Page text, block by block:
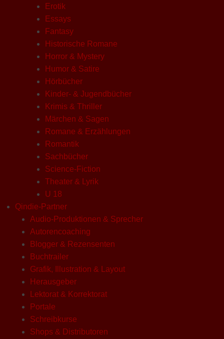
Erotik
Essays
Fantasy
Historische Romane
Horror & Mystery
Humor & Satire
Hörbücher
Kinder- & Jugendbücher
Krimis & Thriller
Märchen & Sagen
Romane & Erzählungen
Romantik
Sachbücher
Science-Fiction
Theater & Lyrik
U 18
Qindie-Partner
Audio-Produktionen & Sprecher
Autorencoaching
Blogger & Rezensenten
Buchtrailer
Grafik, Illustration & Layout
Herausgeber
Lektorat & Korrektorat
Portale
Schreibkurse
Shops & Distributoren